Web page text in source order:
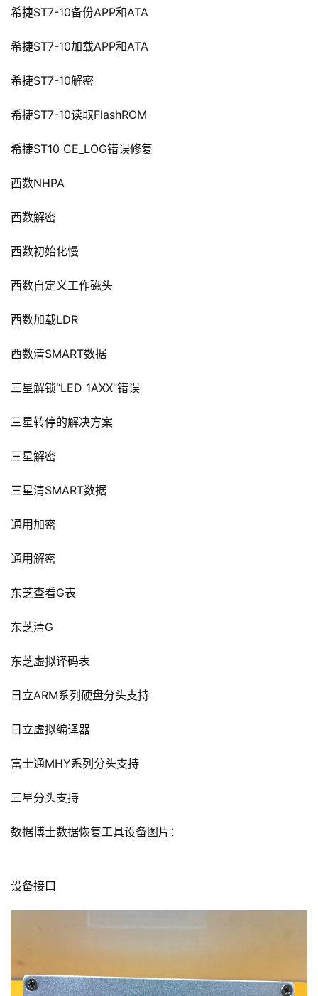
希捷ST7-10备份APP和ATA
希捷ST7-10加载APP和ATA
希捷ST7-10解密
希捷ST7-10读取FlashROM
希捷ST10 CE_LOG错误修复
西数NHPA
西数解密
西数初始化慢
西数自定义工作磁头
西数加载LDR
西数清SMART数据
三星解锁“LED 1AXX”错误
三星转停的解决方案
三星解密
三星清SMART数据
通用加密
通用解密
东芝查看G表
东芝清G
东芝虚拟译码表
日立ARM系列硬盘分头支持
日立虚拟编译器
富士通MHY系列分头支持
三星分头支持
数据博士数据恢复工具设备图片：
设备接口